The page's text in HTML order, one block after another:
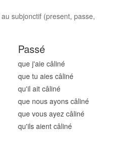
subjonctif (present, passe,
Passé
que j'aie câliné
que tu aies câliné
qu'il ait câliné
que nous ayons câliné
que vous ayez câliné
qu'ils aient câliné